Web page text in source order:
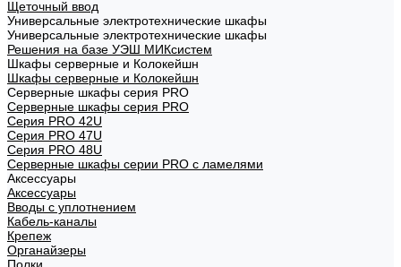
Щеточный ввод
Универсальные электротехнические шкафы
Универсальные электротехнические шкафы
Решения на базе УЭШ МИКсистем
Шкафы серверные и Колокейшн
Шкафы серверные и Колокейшн
Серверные шкафы серия PRO
Серверные шкафы серия PRO
Серия PRO 42U
Серия PRO 47U
Серия PRO 48U
Серверные шкафы серии PRO с ламелями
Аксессуары
Аксессуары
Вводы с уплотнением
Кабель-каналы
Крепеж
Органайзеры